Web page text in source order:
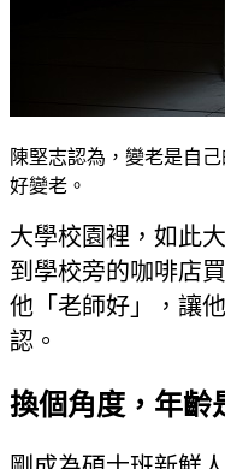
陳堅志認為，變老是自
好變老。
大學校園裡，如此
到學校旁的咖啡店
他「老師好」，讓
認。
換個角度，年齡